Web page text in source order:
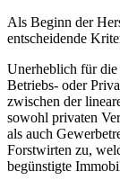
Als Beginn der
entscheidende
Unerheblich für
Betriebs- oder
zwischen der
sowohl privaten
als auch
Forstwirten zu,
begünstigte